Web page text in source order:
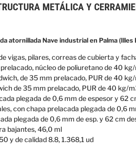
METÁLICA Y
atornillada Nave industrial en Palma (Illes
vigas, pilares, correas de cubierta y
núcleo de poliuretano de 40
de 35 mm prelacado, PUR de 40
de 35 mm prelacado, PUR de 40 kg/
plegada de 0,6 mm de espesor y 62
con chapa prelacada plegada de 0,6
plegada de 0,6 mm de esp. y 62 cm
bajantes, 46,0 ml
y de calidad 8.8, 1.368,1 ud